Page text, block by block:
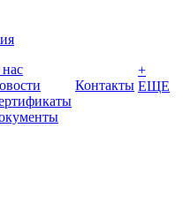
Контакты
+
ЕЩЕ